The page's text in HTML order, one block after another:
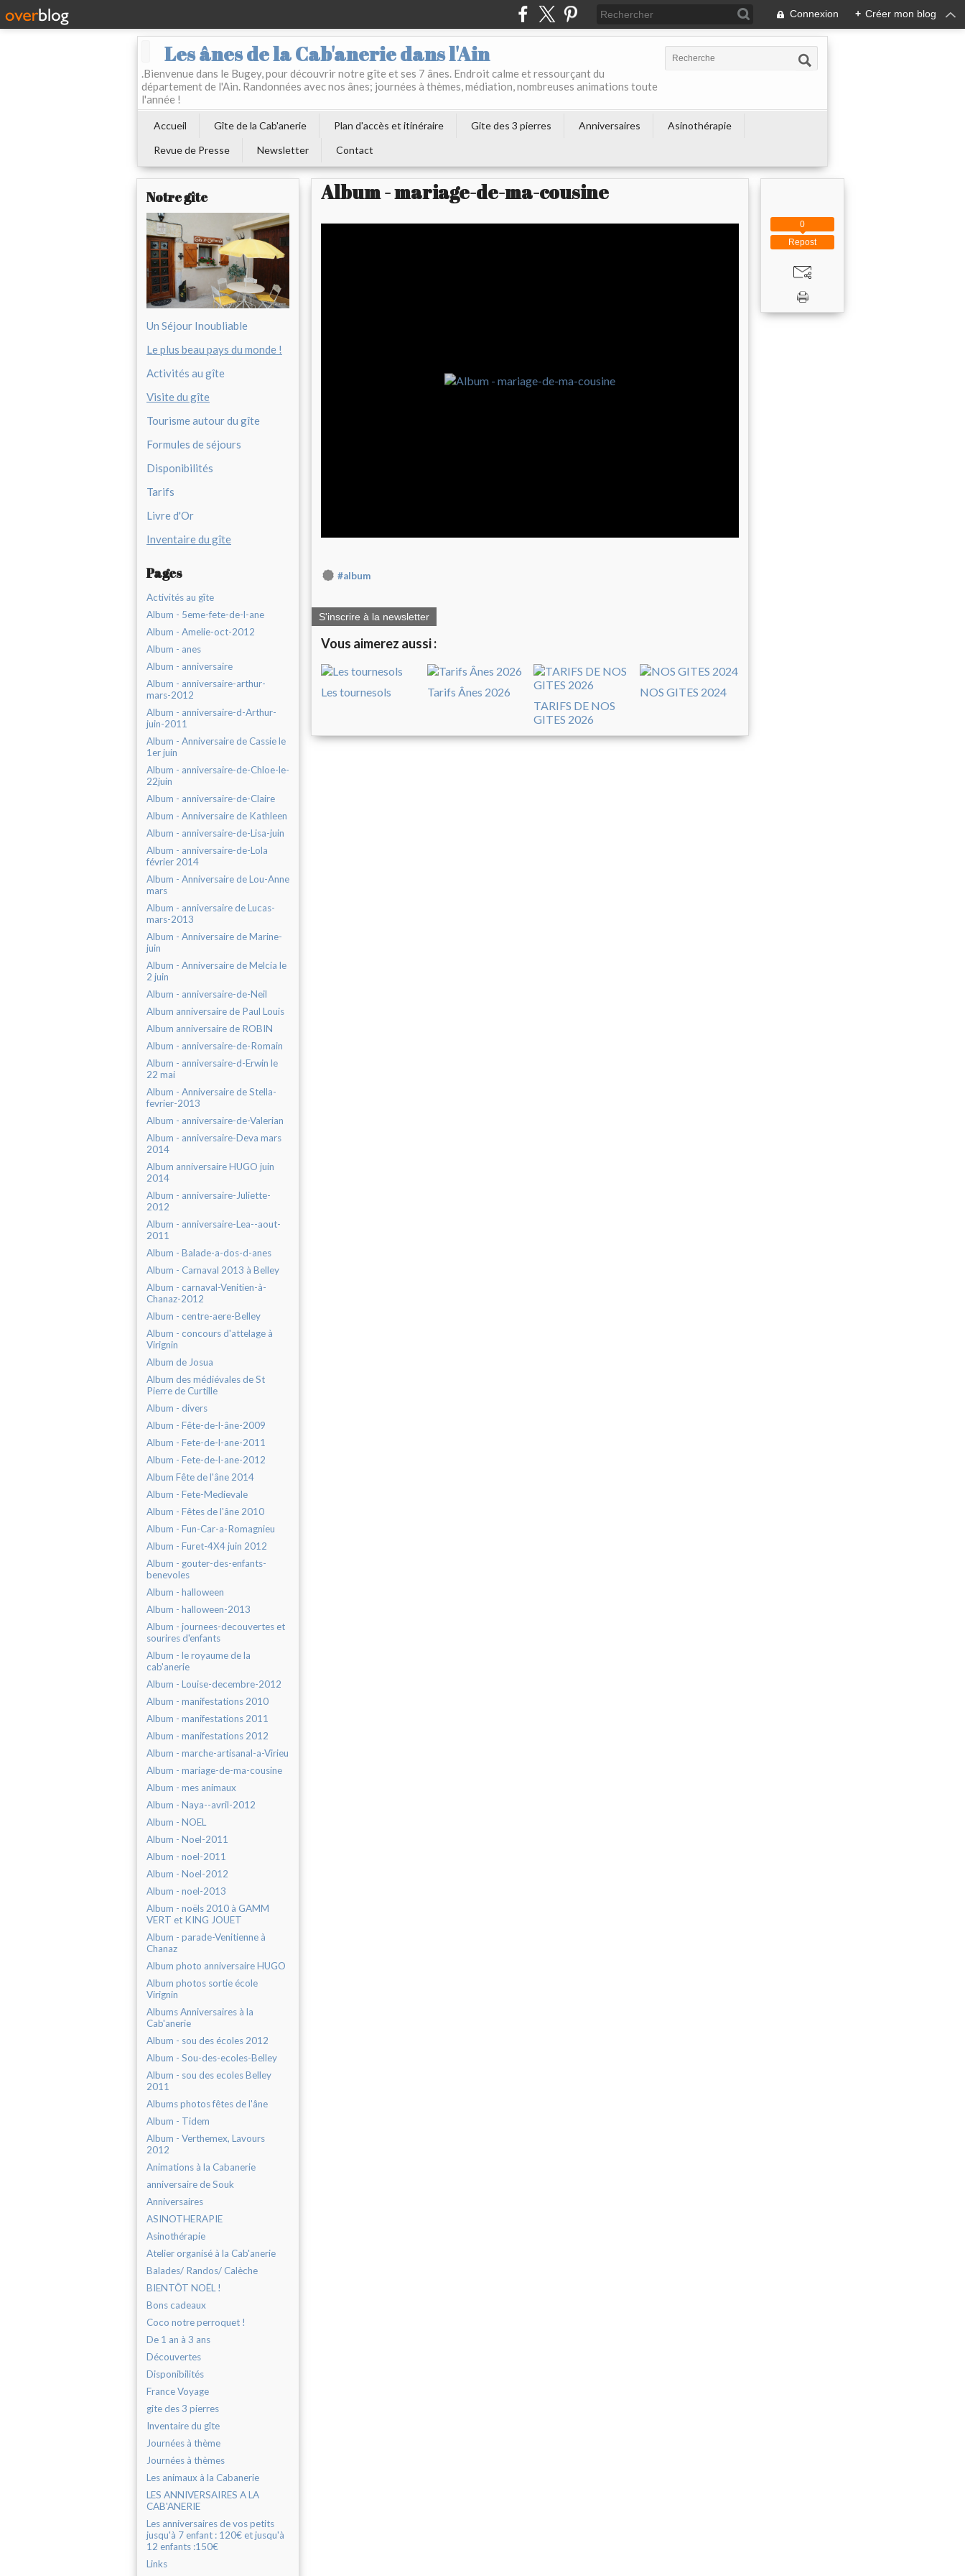
Connexion + Créer mon blog
Les ânes de la Cab'anerie dans l'Ain
.Bienvenue dans le Bugey, pour découvrir notre gîte et ses 7 ânes. Endroit calme et ressourçant du
département de l'Ain. Randonnées avec nos ânes; journées à thèmes, médiation, nombreuses animations toute
l'année !
Accueil Gîte de la Cab'anerie Plan d'accès et itinéraire Gite des 3 pierres Anniversaires
Asinothérapie
Revue de Presse
Newsletter Contact
Notre gîte
Un Séjour Inoubliable
Le plus beau pays du monde !
Activités au gîte
Visite du gîte
Tourisme autour du gîte
Formules de séjours
Disponibilités
Tarifs
Livre d'Or
Inventaire du gîte
Pages
Activités au gîte
Album - 5eme-fete-de-l-ane
Album - Amelie-oct-2012
Album - anes
Album - anniversaire
Album - anniversaire-arthur-
mars-2012
Album - anniversaire-d-Arthur-
juin-2011
Album - Anniversaire de Cassie le
1er juin
Album - anniversaire-de-Chloe-le-
22juin
Album - anniversaire-de-Claire
Album - Anniversaire de Kathleen
Album - anniversaire-de-Lisa-juin
Album - anniversaire-de-Lola
février 2014
Album - Anniversaire de Lou-Anne
mars
Album - anniversaire de Lucas-
mars-2013
Album - Anniversaire de Marine-
juin
Album - Anniversaire de Melcia le
2 juin
Album - anniversaire-de-Neil
Album anniversaire de Paul Louis
Album anniversaire de ROBIN
Album - anniversaire-de-Romain
Album - anniversaire-d-Erwin le
22 mai
Album - Anniversaire de Stella-
fevrier-2013
Album - anniversaire-de-Valerian
Album - anniversaire-Deva mars
2014
Album anniversaire HUGO juin
2014
Album - anniversaire-Juliette-
2012
Album - anniversaire-Lea--aout-
2011
Album - Balade-a-dos-d-anes
Album - Carnaval 2013 à Belley
Album - carnaval-Venitien-à-
Chanaz-2012
Album - centre-aere-Belley
Album - concours d'attelage à
Virignin
Album de Josua
Album des médiévales de St
Pierre de Curtille
Album - divers
Album - Fête-de-l-âne-2009
Album - Fete-de-l-ane-2011
Album - Fete-de-l-ane-2012
Album Fête de l'âne 2014
Album - Fete-Medievale
Album - Fêtes de l'âne 2010
Album - Fun-Car-a-Romagnieu
Album - Furet-4X4 juin 2012
Album - gouter-des-enfants-
benevoles
Album - halloween
Album - halloween-2013
Album - journees-decouvertes et
sourires d'enfants
Album - le royaume de la
cab'anerie
Album - Louise-decembre-2012
Album - manifestations 2010
Album - manifestations 2011
Album - manifestations 2012
Album - marche-artisanal-a-Virieu
Album - mariage-de-ma-cousine
Album - mes animaux
Album - Naya--avril-2012
Album - NOEL
Album - Noel-2011
Album - noel-2011
Album - Noel-2012
Album - noel-2013
Album - noëls 2010 à GAMM
VERT et KING JOUET
Album - parade-Venitienne à
Chanaz
Album photo anniversaire HUGO
Album photos sortie école
Virignin
Albums Anniversaires à la
Cab'anerie
Album - sou des écoles 2012
Album - Sou-des-ecoles-Belley
Album - sou des ecoles Belley
2011
Albums photos fêtes de l'âne
Album - Tidem
Album - Verthemex, Lavours
2012
Animations à la Cabanerie
anniversaire de Souk
Anniversaires
ASINOTHERAPIE
Asinothérapie
Atelier organisé à la Cab'anerie
Balades/ Randos/ Calèche
BIENTÔT NOËL !
Bons cadeaux
Coco notre perroquet !
De 1 an à 3 ans
Découvertes
Disponibilités
France Voyage
gite des 3 pierres
Inventaire du gîte
Journées à thème
Journées à thèmes
Les animaux à la Cabanerie
LES ANNIVERSAIRES A LA
CAB'ANERIE
Les anniversaires de vos petits
jusqu'à 7 enfant : 120€ et jusqu'à
12 enfants :150€
Links
Album - mariage-de-ma-cousine
#album
S'inscrire à la newsletter
Vous aimerez aussi :
Les tournesols
Tarifs Ânes 2026
TARIFS DE NOS
GITES 2026
NOS GITES 2024
Repost
0